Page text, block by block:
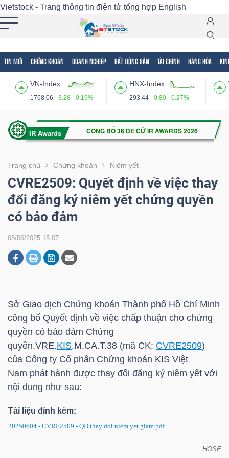
Vietstock - Trang thông tin điện tử tổng hợp English
TIN MỚI CHỨNG KHOÁN DOANH NGHIỆP BẤT ĐỘNG SẢN TÀI CHÍNH HÀNG HÓA
VN-Index
1768.06 3.28 0.19%
HNX-Index
293.44 0.80 0.27%
Trang chủ Chứng khoán Niêm yết
CVRE2509: Quyết định về việc thay
đổi đăng ký niêm yết chứng quyền
có bảo đảm
05/06/2025 15:07
Sở Giao dịch Chứng khoán Thành phố Hồ Chí Minh
công bố Quyết định về việc chấp thuận cho chứng
quyền có bảo đảm Chứng
quyền.VRE.KIS.M.CA.T.38 (mã CK: CVRE2509)
của Công ty Cổ phần Chứng khoán KIS Việt
Nam phát hành được thay đổi đăng ký niêm yết với
nội dung như sau:
Tài liệu đính kèm:
20250604 - CVRE2509 - QD thay doi niem yet giam.pdf
HOSE
Tất cả Tính năng Ngành Mã chứng khoán
Tính
(-)
VIETSTOCK
CHỨNG
KHOÁN
DOANH
BẤT
ĐỘNG
SẢN
CHÍNH